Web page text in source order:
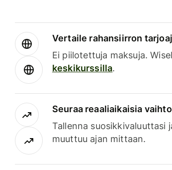
Vertaile rahansiirron
Ei piilotettuja maksuja.
keskikurssilla.
Seuraa reaaliaikaisia
Tallenna suosikkivaluuttasi
muuttuu ajan mittaan.